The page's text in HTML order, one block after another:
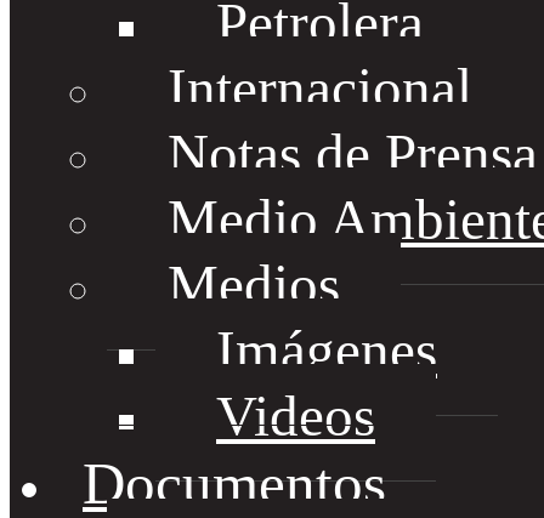
Petrolera
Internacional
Notas de
Medio
Medios
Imágenes
Videos
Documentos